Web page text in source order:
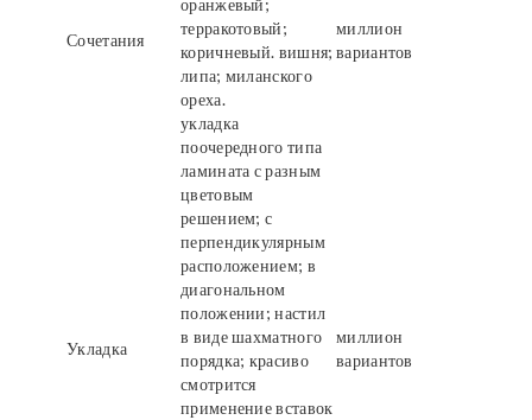
Сочетания
оранжевый;
терракотовый;
коричневый. вишня;
липа; миланского
ореха.
миллион
вариантов
Укладка
укладка
поочередного типа
ламината с разным
цветовым
решением; с
перпендикулярным
расположением; в
диагональном
положении; настил
в виде шахматного
порядка; красиво
смотрится
применение вставок
миллион
вариантов